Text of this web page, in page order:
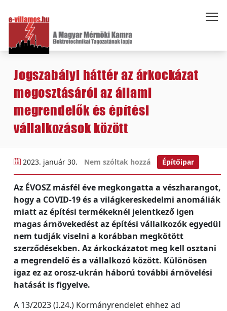
Jogszabályi háttér az árkockázat
megosztásáról az állami
megrendelők és építési
vállalkozások között
2023. január 30. Nem szóltak hozzá Építőipar
Az ÉVOSZ másfél éve megkongatta a vészharangot,
hogy a COVID-19 és a világkereskedelmi anomáliák
miatt az építési termékeknél jelentkező igen
magas árnövekedést az építési vállalkozók egyedül
nem tudják viselni a korábban megkötött
szerződésekben. Az árkockázatot meg kell osztani
a megrendelő és a vállalkozó között. Különösen
igaz ez az orosz-ukrán háború további árnövelési
hatását is figyelve.
A 13/2023 (I.24.) Kormányrendelet ehhez ad